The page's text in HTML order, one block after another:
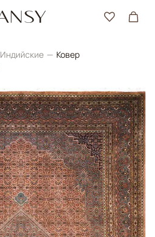
Индийские
Ковер